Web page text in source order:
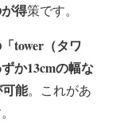
得策です。
tower（タワ
か13cmの幅な
能。これがあ